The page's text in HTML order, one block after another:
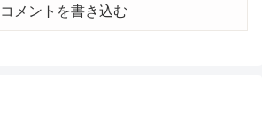
コメントを書き込む